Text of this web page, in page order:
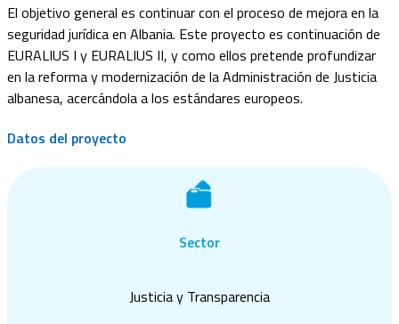
El objetivo general es continuar con el proceso de mejora en la
seguridad jurídica en Albania. Este proyecto es continuación de
EURALIUS I y EURALIUS II, y como ellos pretende profundizar
en la reforma y modernización de la Administración de Justicia
albanesa, acercándola a los estándares europeos.
Datos del proyecto
Sector
Justicia y Transparencia